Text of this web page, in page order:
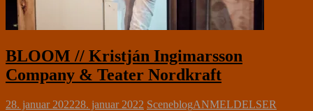
BLOOM // Kristján Ingimarsson
Company & Teater Nordkraft
28. januar 202228. januar 2022 SceneblogANMELDELSER